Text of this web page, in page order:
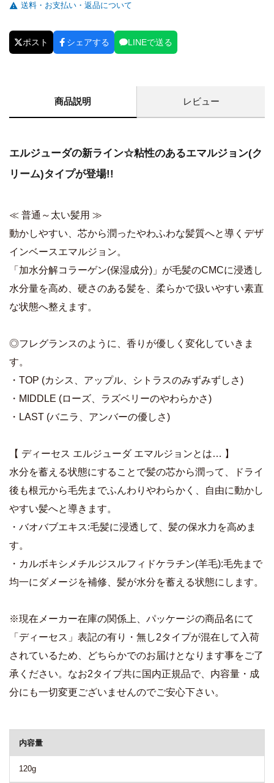
送料・お支払い・返品について
ポスト シェアする LINEで送る
商品説明 レビュー
エルジューダの新ライン☆粘性のあるエマルジョン(ク
リーム)タイプが登場!!
≪ 普通～太い髪用 ≫
動かしやすい、芯から潤ったやわふわな髪質へと導くデザ
インベースエマルジョン。
「加水分解コラーゲン(保湿成分)」が毛髪のCMCに浸透し
水分量を高め、硬さのある髪を、柔らかで扱いやすい素直
な状態へ整えます。
◎フレグランスのように、香りが優しく変化していきま
す。
・TOP (カシス、アップル、シトラスのみずみずしさ)
・MIDDLE (ローズ、ラズベリーのやわらかさ)
・LAST (バニラ、アンバーの優しさ)
【 ディーセス エルジューダ エマルジョンとは… 】
水分を蓄える状態にすることで髪の芯から潤って、ドライ
後も根元から毛先までふんわりやわらかく、自由に動かし
やすい髪へと導きます。
・バオバブエキス:毛髪に浸透して、髪の保水力を高めま
す。
・カルボキシメチルジスルフィドケラチン(羊毛):毛先まで
均一にダメージを補修、髪が水分を蓄える状態にします。
※現在メーカー在庫の関係上、パッケージの商品名にて
「ディーセス」表記の有り・無し2タイプが混在して入荷
されているため、どちらかでのお届けとなります事をご了
承ください。なお2タイプ共に国内正規品で、内容量・成
分にも一切変更ございませんのでご安心下さい。
内容量
120g